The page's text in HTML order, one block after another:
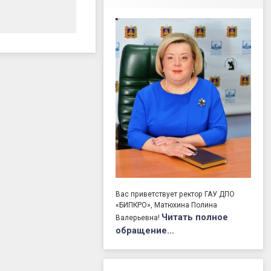
Вас приветствует ректор ГАУ ДПО
«БИПКРО», Матюхина Полина
Валерьевна! Читать полное
обращение…